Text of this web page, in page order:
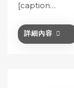
[caption…
詳細內容